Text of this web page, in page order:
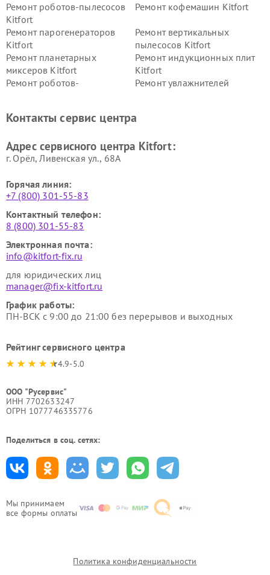
Мы принимаем
все формы оплаты
Ремонт роботов-пылесосов
Kitfort
Ремонт кофемашин Kitfort
Ремонт парогенераторов
Kitfort
Ремонт вертикальных
пылесосов Kitfort
Ремонт планетарных
миксеров Kitfort
Ремонт индукционных плит
Kitfort
Ремонт роботов-
Ремонт увлажнителей
Kitfort
Kitfort
Kitfort
Kitfort
Контакты сервис центра
Адрес сервисного центра Kitfort:
г. Орёл, Ливенская ул., 68А
Горячая линия:
+7 (800) 301-55-83
Контактный телефон:
8 (800) 301-55-83
Электронная почта:
info@kitfort-fix.ru
для юридических лиц
manager@fix-kitfort.ru
График работы:
ПН-ВСК с 9:00 до 21:00 без перерывов и выходных
Рейтинг сервисного центра
4.9-5.0
ООО "Русервис"
ИНН 7702633247
ОГРН 1077746335776
Поделиться в соц. сетях:
Политика конфиденциальности